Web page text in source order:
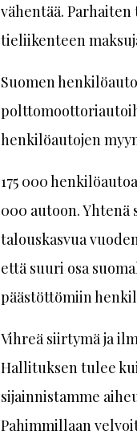
vähentää.
tieliikenteen
Suomen
henkilöautojen
175 000
000 autoon. Yhtenä
talouskasvua
että suuri osa
päästöttömiin
Vihreä siirtymä ja
Hallituksen tulee
sijainnistamme
Pahimmillaan